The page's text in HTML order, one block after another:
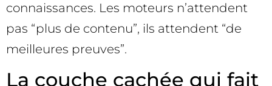
connaissances. Les moteurs n’attendent
pas “plus de contenu”, ils attendent “de
meilleures preuves”.
La couche cachée qui fait